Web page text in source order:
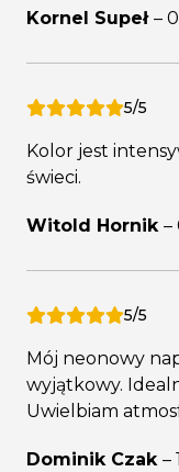
Kornel Supeł –
5/5
Kolor jest
świeci.
Witold Hornik –
5/5
Mój neonowy
wyjątkowy.
Uwielbiam
Dominik Czak –